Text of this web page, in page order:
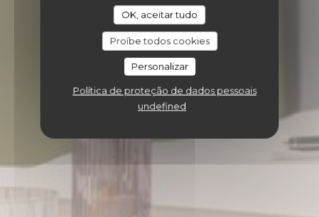
OK, aceitar tudo
Proíbe todos cookies
Personalizar
Política de proteção de dados pessoais
undefined